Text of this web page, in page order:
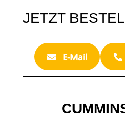
JETZT
E-Mail